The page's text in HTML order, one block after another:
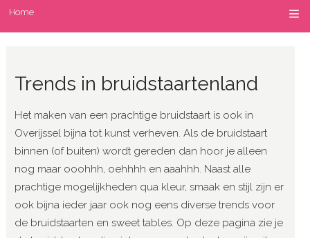
Home
Trends in bruidstaartenland
Het maken van een prachtige bruidstaart is ook in
Overijssel bijna tot kunst verheven. Als de bruidstaart
binnen (of buiten) wordt gereden dan hoor je alleen
nog maar ooohhh, oehhhh en aaahhh. Naast alle
prachtige mogelijkheden qua kleur, smaak en stijl zijn er
ook bijna ieder jaar ook nog eens diverse trends voor
de bruidstaarten en sweet tables. Op deze pagina zie je